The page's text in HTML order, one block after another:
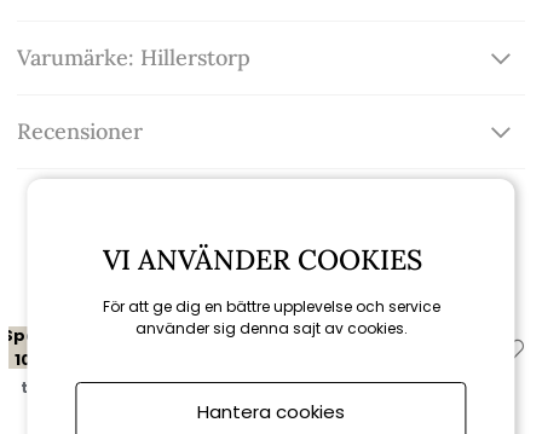
Varumärke: Hillerstorp
Recensioner
Relaterade produkter
Spara
10%
till 16/8
Spara
till 16/8
VI ANVÄNDER COOKIES
För att ge dig en bättre upplevelse och service
använder sig denna sajt av cookies.
Hantera cookies